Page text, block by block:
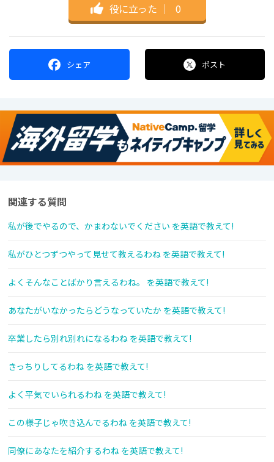
役に立った ｜ 0
シェア ポスト
関連する質問
私が後でやるので、かまわないでください を英語で教えて!
私がひとつずつやって見せて教えるわね を英語で教えて!
よくそんなことばかり言えるわね。 を英語で教えて!
あなたがいなかったらどうなっていたか を英語で教えて!
卒業したら別れ別れになるわね を英語で教えて!
きっちりしてるわね を英語で教えて!
よく平気でいられるわね を英語で教えて!
この様子じゃ吹き込んでるわね を英語で教えて!
同僚にあなたを紹介するわね を英語で教えて!